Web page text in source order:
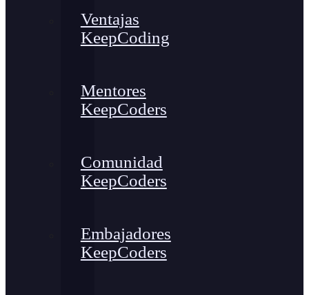
Ventajas
KeepCoding
Mentores
KeepCoders
Comunidad
KeepCoders
Embajadores
KeepCoders